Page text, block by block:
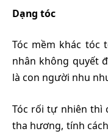
Dạng tóc
Tóc mềm khác tóc
nhân không quyết
là con người nhu
Tóc rối tự nhiên thì
tha hương, tính